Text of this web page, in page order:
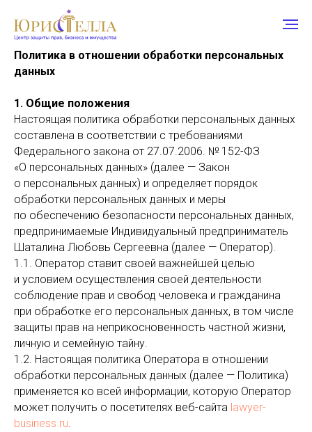
Политика в отношении обработки персональных
данных
1. Общие положения
Настоящая политика обработки персональных данных
составлена в соответствии с требованиями
Федерального закона от 27.07.2006. № 152-ФЗ
«О персональных данных» (далее — Закон
о персональных данных) и определяет порядок
обработки персональных данных и меры
по обеспечению безопасности персональных данных,
предпринимаемые Индивидуальный предприниматель
Шаталина Любовь Сергеевна (далее — Оператор).
1.1. Оператор ставит своей важнейшей целью
и условием осуществления своей деятельности
соблюдение прав и свобод человека и гражданина
при обработке его персональных данных, в том числе
защиты прав на неприкосновенность частной жизни,
личную и семейную тайну.
1.2. Настоящая политика Оператора в отношении
обработки персональных данных (далее — Политика)
применяется ко всей информации, которую Оператор
может получить о посетителях веб-сайта lawyer-
business.ru.